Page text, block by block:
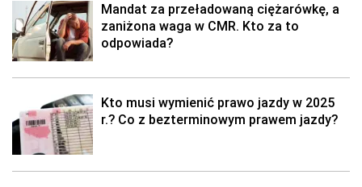
Mandat za przeładowaną ciężarówkę, a
zaniżona waga w CMR. Kto za to
odpowiada?
Kto musi wymienić prawo jazdy w 2025
r.? Co z bezterminowym prawem jazdy?